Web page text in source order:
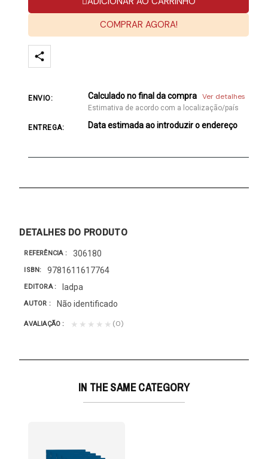
COMPRAR AGORA!
ENVIO: Calculado no final da compra Ver detalhes
Estimativa de acordo com a localização/país
ENTREGA: Data estimada ao introduzir o endereço
DETALHES DO PRODUTO
REFERÊNCIA 306180
ISBN 9781611617764
EDITORA Iadpa
AUTOR Não identificado
AVALIAÇÃO ★★★★★ (0)
IN THE SAME CATEGORY